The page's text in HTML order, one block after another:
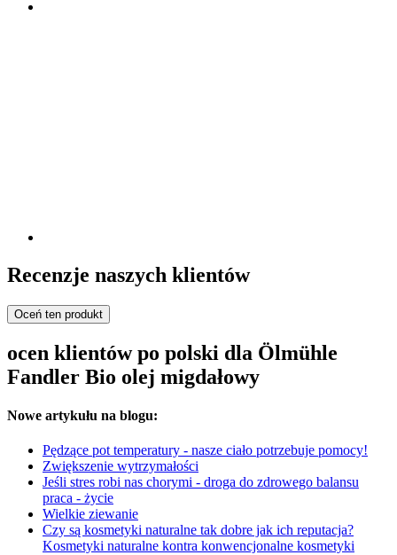
Recenzje naszych klientów
Oceń ten produkt
ocen klientów po polski dla Ölmühle
Fandler Bio olej migdałowy
Nowe artykułu na blogu:
Pędzące pot temperatury - nasze ciało potrzebuje pomocy!
Zwiększenie wytrzymałości
Jeśli stres robi nas chorymi - droga do zdrowego balansu
praca - życie
Wielkie ziewanie
Czy są kosmetyki naturalne tak dobre jak ich reputacja?
Kosmetyki naturalne kontra konwencjonalne kosmetyki